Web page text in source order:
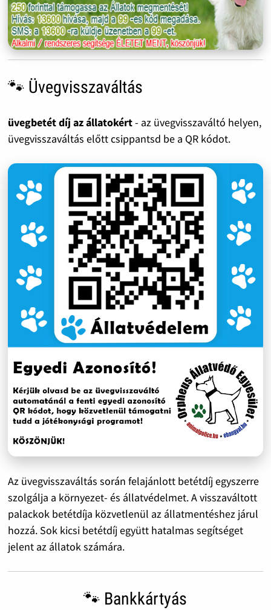
🐾 Üvegvisszaváltás
üvegbetét díj az állatokért- az üvegvisszaváltó helyen,
üvegvisszaváltás előtt csippantsd be a QR kódot.
Az üvegvisszaváltás során felajánlott betétdíj egyszerre
szolgálja a környezet- és állatvédelmet. A visszaváltott
palackok betétdíja közvetlenül az állatmentéshez járul
hozzá. Sok kicsi betétdíj együtt hatalmas segítséget
jelent az állatok számára.
🐾 Bankkártyás